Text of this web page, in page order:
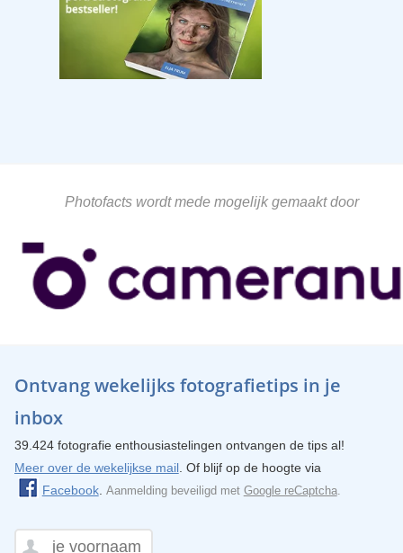
Photofacts wordt mede mogelijk gemaakt door
Ontvang wekelijks fotografietips in je
inbox
39.424 fotografie enthousiastelingen ontvangen de tips al!
Meer over de wekelijkse mail. Of blijf op de hoogte via
Facebook. Aanmelding beveiligd met Google reCaptcha.